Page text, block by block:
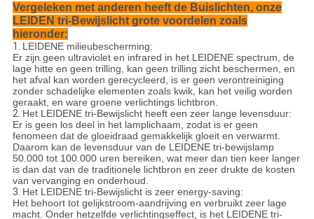
Vergeleken met anderen heeft de Buislichten, onze
LEIDEN tri-Bewijslicht grote voordelen zoals
hieronder:
1. LEIDENE milieubescherming:
Er zijn geen ultraviolet en infrared in het LEIDENE spectrum, de
lage hitte en geen trilling, kan geen trilling zicht beschermen, en
het afval kan worden gerecycleerd, is er geen verontreiniging
zonder schadelijke elementen zoals kwik, kan het veilig worden
geraakt, en ware groene verlichtings lichtbron.
2. Het LEIDENE tri-Bewijslicht heeft een zeer lange levensduur:
Er is geen los deel in het lamplichaam, zodat is er geen
fenomeen dat de gloeidraad gemakkelijk gloeit en verwarmt.
Daarom kan de levensduur van de LEIDENE tri-bewijslamp
50.000 tot 100.000 uren bereiken, wat meer dan tien keer langer
is dan dat van de traditionele lichtbron en zeer drukte de kosten
van vervanging en onderhoud.
3. Het LEIDENE tri-Bewijslicht is zeer energy-saving:
Het behoort tot gelijkstroom-aandrijving en verbruikt zeer lage
macht. Onder hetzelfde verlichtingseffect, is het LEIDENE tri-